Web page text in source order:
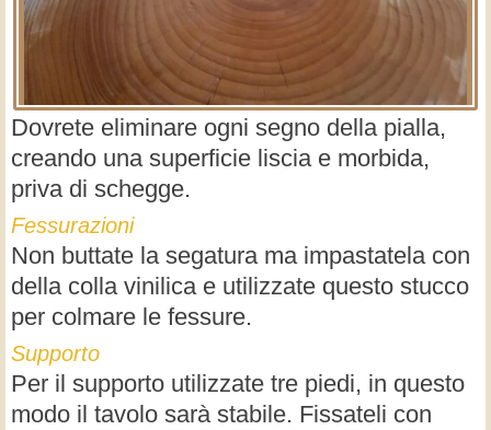
Dovrete eliminare ogni segno della pialla,
creando una superficie liscia e morbida,
priva di schegge.
Fessurazioni
Non buttate la segatura ma impastatela con
della colla vinilica e utilizzate questo stucco
per colmare le fessure.
Supporto
Per il supporto utilizzate tre piedi, in questo
modo il tavolo sarà stabile. Fissateli con